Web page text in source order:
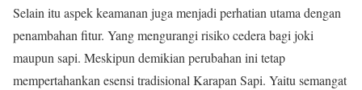
Selain itu aspek keamanan juga menjadi perhatian utama dengan
penambahan fitur. Yang mengurangi risiko cedera bagi joki
maupun sapi. Meskipun demikian perubahan ini tetap
mempertahankan esensi tradisional Karapan Sapi. Yaitu semangat